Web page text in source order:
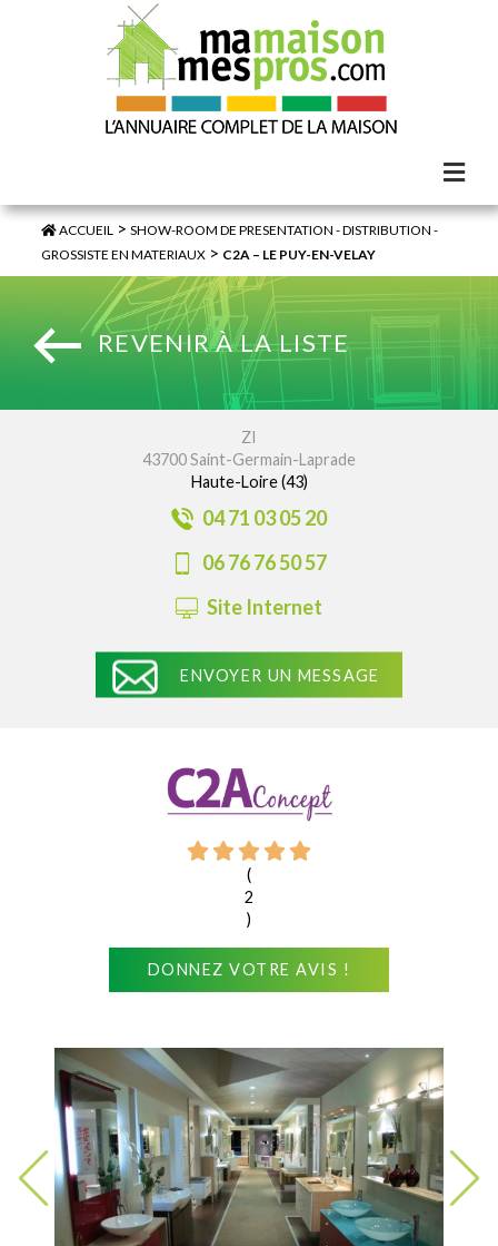
ACCUEIL >SHOW-ROOM DE PRESENTATION - DISTRIBUTION -
GROSSISTE EN MATERIAUX > C2A – LE PUY-EN-VELAY
REVENIR À LA LISTE
ZI
43700 Saint-Germain-Laprade
Haute-Loire (43)
04 71 03 05 20
06 76 76 50 57
Site Internet
ENVOYER UN MESSAGE
(
2
)
DONNEZ VOTRE AVIS !